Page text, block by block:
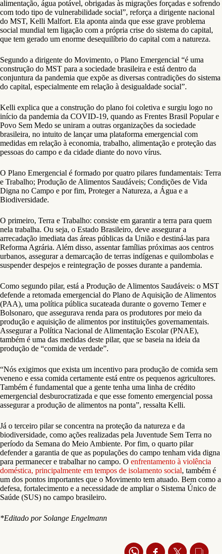
alimentação, água potável, obrigadas às migrações forçadas e sofrendo
com todo tipo de vulnerabilidade social”, reforça a dirigente nacional
do MST, Kelli Malfort. Ela aponta ainda que esse grave problema
social mundial tem ligação com a própria crise do sistema do capital,
que tem gerado um enorme desequilíbrio do capital com a natureza.
Segundo a dirigente do Movimento, o Plano Emergencial “é uma
construção do MST para a sociedade brasileira e está dentro da
conjuntura da pandemia que expõe as diversas contradições do sistema
do capital, especialmente em relação à desigualdade social”.
Kelli explica que a construção do plano foi coletiva e surgiu logo no
início da pandemia da COVID-19, quando as Frentes Brasil Popular e
Povo Sem Medo se uniram a outras organizações da sociedade
brasileira, no intuito de lançar uma plataforma emergencial com
medidas em relação à economia, trabalho, alimentação e proteção das
pessoas do campo e da cidade diante do novo vírus.
O Plano Emergencial é formado por quatro pilares fundamentais: Terra
e Trabalho; Produção de Alimentos Saudáveis; Condições de Vida
Digna no Campo e por fim, Proteger a Natureza, a Água e a
Biodiversidade.
O primeiro, Terra e Trabalho: consiste em garantir a terra para quem
nela trabalha. Ou seja, o Estado Brasileiro, deve assegurar a
arrecadação imediata das áreas públicas da União e destiná-las para
Reforma Agrária. Além disso, assentar famílias próximas aos centros
urbanos, assegurar a demarcação de terras indígenas e quilombolas e
suspender despejos e reintegração de posses durante a pandemia.
Como segundo pilar, está a Produção de Alimentos Saudáveis: o MST
defende a retomada emergencial do Plano de Aquisição de Alimentos
(PAA), uma política pública sucateada durante o governo Temer e
Bolsonaro, que assegurava renda para os produtores por meio da
produção e aquisição de alimentos por instituições governamentais.
Assegurar a Política Nacional de Alimentação Escolar (PNAE),
também é uma das medidas deste pilar, que se baseia na ideia da
produção de “comida de verdade”.
“Nós exigimos que exista um incentivo para produção de comida sem
veneno e essa comida certamente está entre os pequenos agricultores.
Também é fundamental que a gente tenha uma linha de crédito
emergencial desburocratizada e que esse fomento emergencial possa
assegurar a produção de alimentos na ponta”, ressalta Kelli.
Já o terceiro pilar se concentra na proteção da natureza e da
biodiversidade, como ações realizadas pela Juventude Sem Terra no
período da Semana do Meio Ambiente. Por fim, o quarto pilar
defender a garantia de que as populações do campo tenham vida digna
para permanecer e trabalhar no campo. O enfrentamento à violência
doméstica, principalmente em tempos de isolamento social, também é
um dos pontos importantes que o Movimento tem atuado. Bem como a
defesa, fortalecimento e a necessidade de ampliar o Sistema Único de
Saúde (SUS) no campo brasileiro.
*Editado por Solange Engelmann